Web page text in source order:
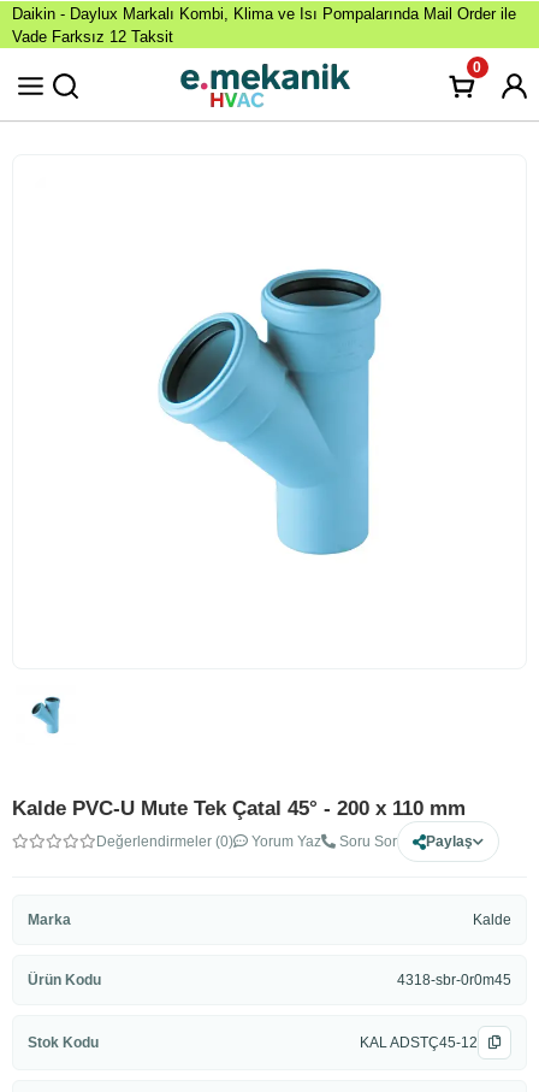
Daikin - Daylux Markalı Kombi, Klima ve Isı Pompalarında Mail Order ile
Vade Farksız 12 Taksit
0
Kalde PVC-U Mute Tek Çatal 45° - 200 x 110 mm
Değerlendirmeler (0) Yorum Yaz Soru Sor Paylaş
Marka Kalde
Ürün Kodu 4318-sbr-0r0m45
Stok Kodu KAL ADSTÇ45-12